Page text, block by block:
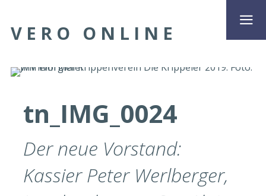
VERO ONLINE
tn_IMG_0024
Der neue Vorstand:
Kassier Peter Werlberger,